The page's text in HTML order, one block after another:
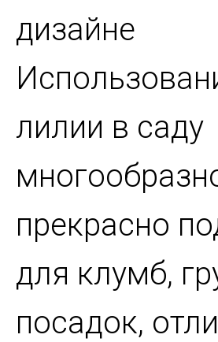
дизайне
лилии в саду
прекрасно
для клумб,
посадок,